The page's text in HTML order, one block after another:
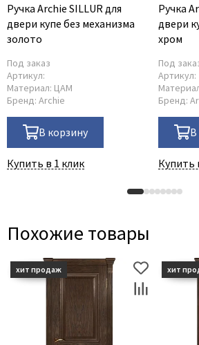
Ручка Archie SILLUR для
двери купе без механизма
золото
Под заказ
Артикул:
Материал: ЦАМ
Бренд: Archie
В корзину
Купить в 1 клик
Ручка
двери
хром
Под
Артикул:
Бренд:
В
Купить
Похожие товары